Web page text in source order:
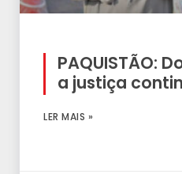
PAQUISTÃO:
a justiça
LER MAIS »